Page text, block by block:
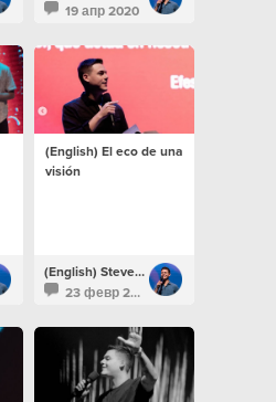
19 апр 2020
(English) El eco de una
visión
(English) Steven Richards
23 февр 2020